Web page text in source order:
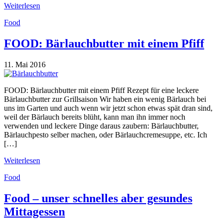
Weiterlesen
Food
FOOD: Bärlauchbutter mit einem Pfiff
11. Mai 2016
FOOD: Bärlauchbutter mit einem Pfiff Rezept für eine leckere
Bärlauchbutter zur Grillsaison Wir haben ein wenig Bärlauch bei
uns im Garten und auch wenn wir jetzt schon etwas spät dran sind,
weil der Bärlauch bereits blüht, kann man ihn immer noch
verwenden und leckere Dinge daraus zaubern: Bärlauchbutter,
Bärlauchpesto selber machen, oder Bärlauchcremesuppe, etc. Ich
[…]
Weiterlesen
Food
Food – unser schnelles aber gesundes
Mittagessen